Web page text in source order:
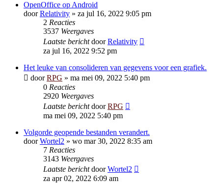
OpenOffice op Android
doorRelativity » za jul 16, 2022 9:05 pm
2 Reacties
3537 Weergaves
Laatste berichtdoorRelativity
za jul 16, 2022 9:52 pm
Het leuke van consolideren van gegevens voor een grafiek.
doorRPG » ma mei 09, 2022 5:40 pm
0 Reacties
2920 Weergaves
Laatste berichtdoorRPG
ma mei 09, 2022 5:40 pm
Volgorde geopende bestanden verandert.
doorWortel2 » wo mar 30, 2022 8:35 am
7 Reacties
3143 Weergaves
Laatste berichtdoorWortel2
za apr 02, 2022 6:09 am